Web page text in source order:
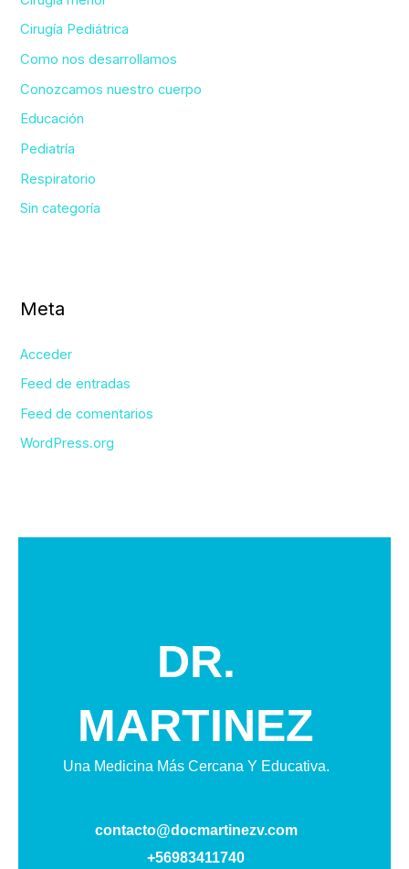
Cirugía Pediátrica
Como nos desarrollamos
Conozcamos nuestro cuerpo
Educación
Pediatría
Respiratorio
Sin categoría
Meta
Acceder
Feed de entradas
Feed de comentarios
WordPress.org
DR.
MARTINEZ
Una Medicina Más Cercana Y Educativa.
contacto@docmartinezv.com
+56983411740